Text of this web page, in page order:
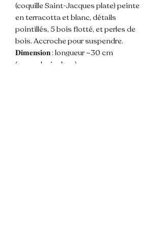
(coquille Saint-Jacques plate) peinte
en terracotta et blanc, détails
pointillés, 5 bois flotté, et perles de
bois. Accroche pour suspendre.
𝐃𝐢𝐦𝐞𝐧𝐬𝐢𝐨𝐧 : longueur ~30 cm
(accroche incluse)